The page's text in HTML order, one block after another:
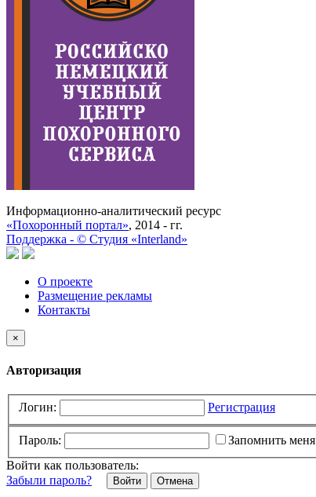
Информационно-аналитический ресурс
«Похоронный портал», 2014 - гг.
Поддержка - © Cтудия «Interland»
О проекте
Размещение рекламы
Контакты
×
Авторизация
Логин: Регистрация
Пароль:
Запомнить меня
Войти как пользователь:
Забыли пароль?
Отмена